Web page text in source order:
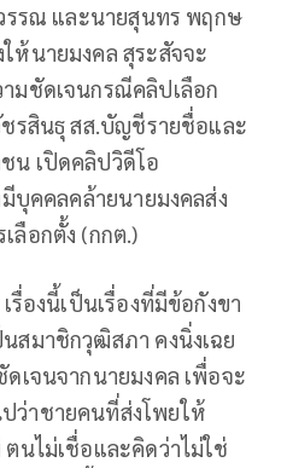
รรณ และนายสุนทร พฤกษ
ห้นายมงคล สุระสัจจะ
มชัดเจนกรณีคลิปเลือก
รสินธุ สส.บัญชีรายชื่อและ
น เปิดคลิปวิดีโอ
บุคคลคล้ายนายมงคลส่ง
ลือกตั้ง (กกต.)
รื่องนี้เป็นเรื่องที่มีข้อกังขา
สมาชิกวุฒิสภา คงนิ่งเฉย
เจนจากนายมงคล เพื่อจะ
ว่าชายคนที่ส่งโพยให้
นไม่เชื่อและคิดว่าไม่ใช่